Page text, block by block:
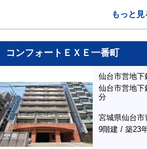
もっと見
コンフォートＥＸＥ一番町
仙台市営地
仙台市営地
分
宮城県仙台市
9階建 / 築23